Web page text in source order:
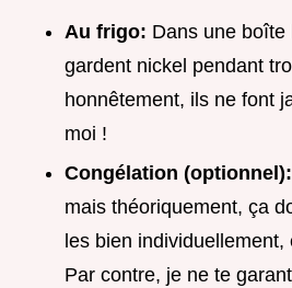
Au frigo: Dans une
gardent nickel pendant
honnêtement, ils ne font
moi !
Congélation (optionnel):
mais théoriquement, ça
les bien
Par contre, je ne te